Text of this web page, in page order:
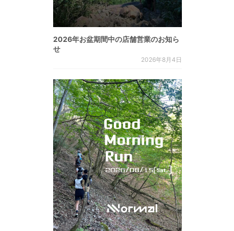
2026年お盆期間中の店舗営業のお知ら
せ
2026年8月4日